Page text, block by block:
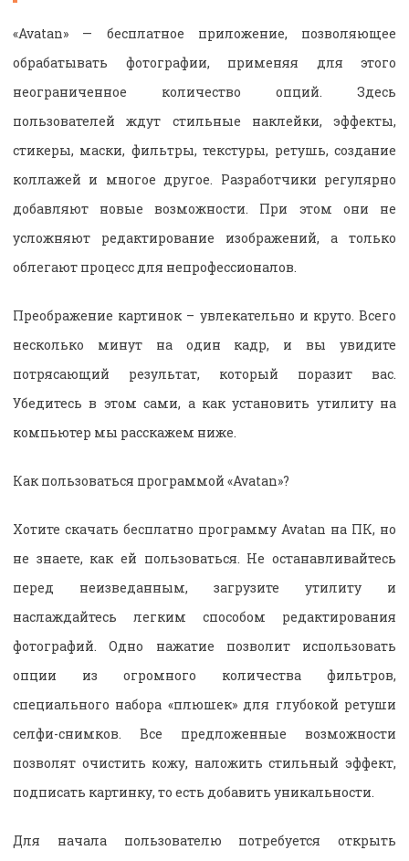
«Avatan» — бесплатное приложение, позволяющее
обрабатывать фотографии, применяя для этого
неограниченное количество опций. Здесь
пользователей ждут стильные наклейки, эффекты,
стикеры, маски, фильтры, текстуры, ретушь, создание
коллажей и многое другое. Разработчики регулярно
добавляют новые возможности. При этом они не
усложняют редактирование изображений, а только
облегают процесс для непрофессионалов.
Преображение картинок – увлекательно и круто. Всего
несколько минут на один кадр, и вы увидите
потрясающий результат, который поразит вас.
Убедитесь в этом сами, а как установить утилиту на
компьютер мы расскажем ниже.
Как пользоваться программой «Avatan»?
Хотите скачать бесплатно программу Avatan на ПК, но
не знаете, как ей пользоваться. Не останавливайтесь
перед неизведанным, загрузите утилиту и
наслаждайтесь легким способом редактирования
фотографий. Одно нажатие позволит использовать
опции из огромного количества фильтров,
специального набора «плюшек» для глубокой ретуши
селфи-снимков. Все предложенные возможности
позволят очистить кожу, наложить стильный эффект,
подписать картинку, то есть добавить уникальности.
Для начала пользователю потребуется открыть